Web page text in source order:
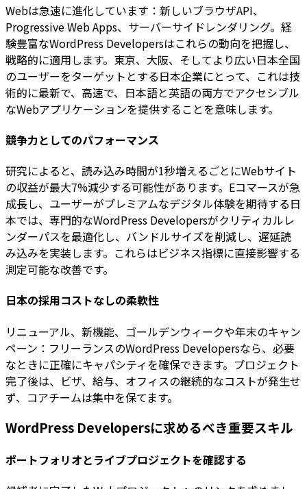
Webは急速に進化しています：新しいブラウザAPI、
Progressive Web Apps、サーバーサイドレンダリング。経
験豊富なWordPress Developersはこれらの動向を把握し、
戦略的に適用します。東京、大阪、そしてより広い日本全国
のユーザーをターゲットとする日本企業にとって、これは技
術的に最新で、高速で、日本語と英語の両方でアクセシブル
なWebアプリケーションを提供することを意味します。
競争力としてのパフォーマンス
研究によると、読み込み時間が1秒増えるごとにWebサイト
の収益が最大7%減少する可能性があります。Eコマースが急
成長し、ユーザーがプレミアムなデジタル体験を期待する日
本では、専門的なWordPress Developersがクリティカルレ
ンダーパスを最適化し、バンドルサイズを削減し、遅延読
み込みを実装します。これらはビジネス指標に直接影響する
測定可能な改善です。
日本の採用コストなしの柔軟性
リニューアル、新機能、ゴールデンウィークや年末のキャン
ペーン：フリーランスのWordPress Developersなら、必要
なときに正確にキャパシティを確保できます。プロジェクト
完了後は、ビザ、給与、オフィスの継続的なコストが発生せ
ず、コアチームは集中を保てます。
WordPress Developersに求めるべき重要スキル
ポートフォリオとライブプロジェクトを確認する